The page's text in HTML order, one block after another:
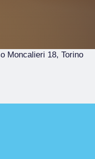
Moncalieri 18, Torino